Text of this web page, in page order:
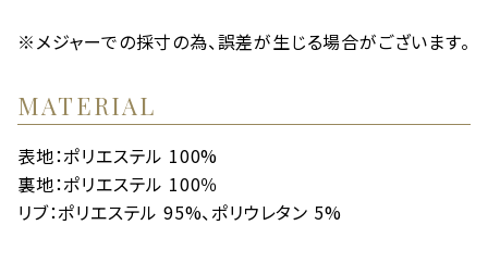
※メジャーでの採寸の為、誤差が生じる場合がございます。
MATERIAL
表地：ポリエステル 100%
裏地：ポリエステル 100％
リブ：ポリエステル 95%、ポリウレタン 5%